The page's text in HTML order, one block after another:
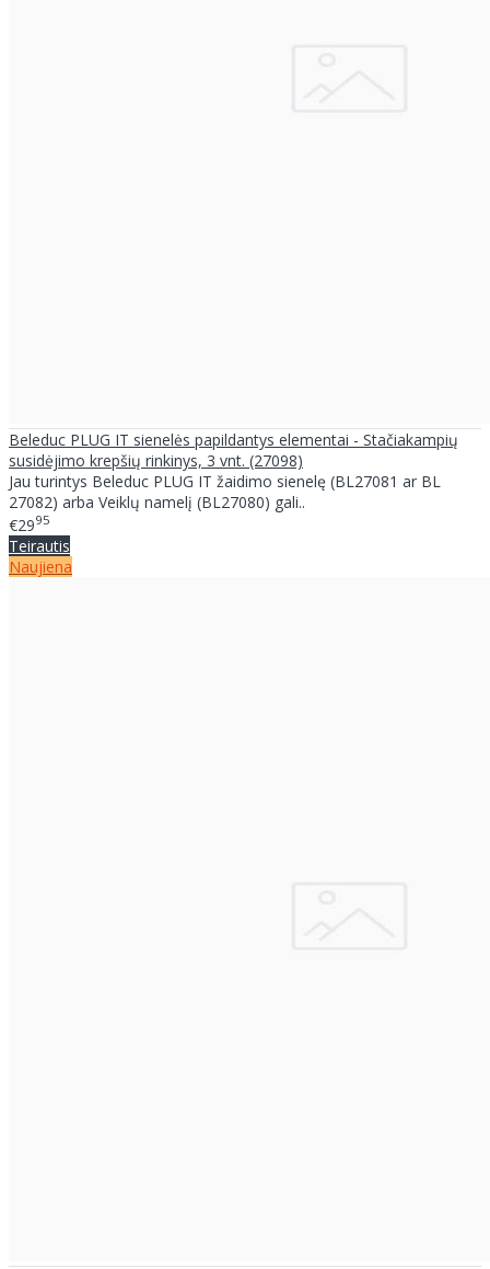
Beleduc PLUG IT sienelės papildantys elementai - Stačiakampių
susidėjimo krepšių rinkinys, 3 vnt. (27098)
Jau turintys Beleduc PLUG IT žaidimo sienelę (BL27081 ar BL
27082) arba Veiklų namelį (BL27080) gali..
€2995
Teirautis
Naujiena